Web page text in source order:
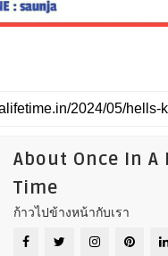
About Once In A
Time
ก้าวไปข้างหน้ากับเรา